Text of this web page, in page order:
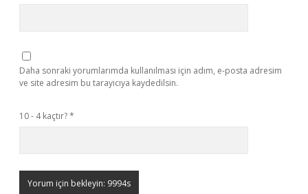
Daha sonraki yorumlarımda kullanılması için adım, e-posta adresim
ve site adresim bu tarayıcıya kaydedilsin.
10 - 4 kaçtır?*